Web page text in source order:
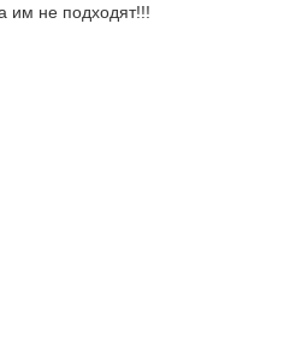
им не подходят!!!